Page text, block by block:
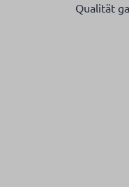
Qualität